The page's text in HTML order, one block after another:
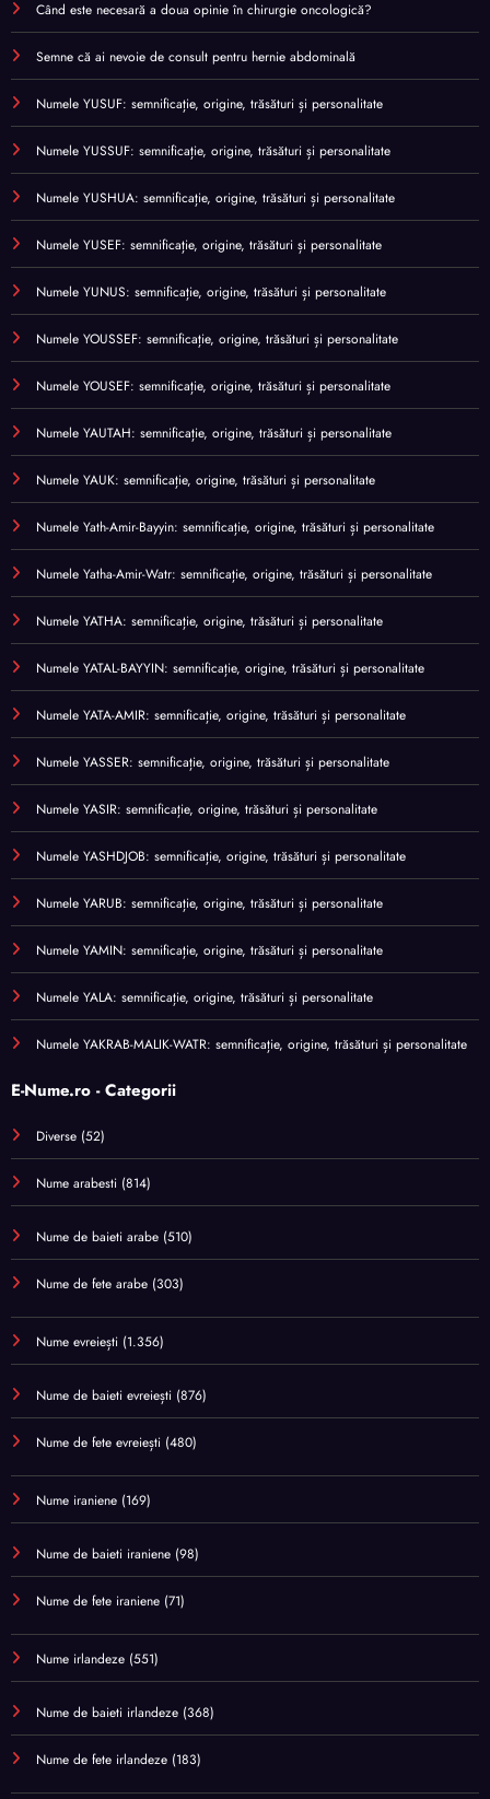
Când este necesară a doua opinie în chirurgie oncologică?
Semne că ai nevoie de consult pentru hernie abdominală
Numele YUSUF: semnificație, origine, trăsături și personalitate
Numele YUSSUF: semnificație, origine, trăsături și personalitate
Numele YUSHUA: semnificație, origine, trăsături și personalitate
Numele YUSEF: semnificație, origine, trăsături și personalitate
Numele YUNUS: semnificație, origine, trăsături și personalitate
Numele YOUSSEF: semnificație, origine, trăsături și personalitate
Numele YOUSEF: semnificație, origine, trăsături și personalitate
Numele YAUTAH: semnificație, origine, trăsături și personalitate
Numele YAUK: semnificație, origine, trăsături și personalitate
Numele Yath-Amir-Bayyin: semnificație, origine, trăsături și personalitate
Numele Yatha-Amir-Watr: semnificație, origine, trăsături și personalitate
Numele YATHA: semnificație, origine, trăsături și personalitate
Numele YATAL-BAYYIN: semnificație, origine, trăsături și personalitate
Numele YATA-AMIR: semnificație, origine, trăsături și personalitate
Numele YASSER: semnificație, origine, trăsături și personalitate
Numele YASIR: semnificație, origine, trăsături și personalitate
Numele YASHDJOB: semnificație, origine, trăsături și personalitate
Numele YARUB: semnificație, origine, trăsături și personalitate
Numele YAMIN: semnificație, origine, trăsături și personalitate
Numele YALA: semnificație, origine, trăsături și personalitate
Numele YAKRAB-MALIK-WATR: semnificație, origine, trăsături și personalitate
E-Nume.ro - Categorii
Diverse (52)
Nume arabesti (814)
Nume de baieti arabe (510)
Nume de fete arabe (303)
Nume evreiești (1.356)
Nume de baieti evreiești (876)
Nume de fete evreiești (480)
Nume iraniene (169)
Nume de baieti iraniene (98)
Nume de fete iraniene (71)
Nume irlandeze (551)
Nume de baieti irlandeze (368)
Nume de fete irlandeze (183)